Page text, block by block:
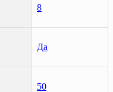
8
Да
50